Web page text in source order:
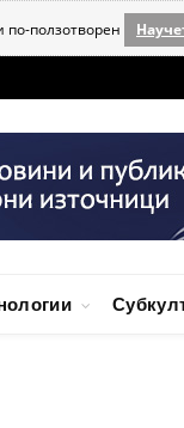
ползотворен